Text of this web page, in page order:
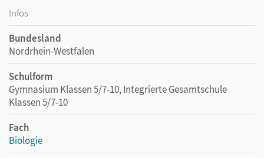
Infos
Bundesland
Nordrhein-Westfalen
Schulform
Gymnasium Klassen 5/7-10, Integrierte Gesamtschule
Klassen 5/7-10
Fach
Biologie